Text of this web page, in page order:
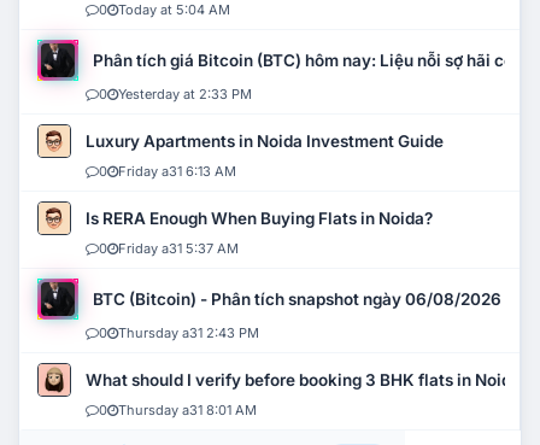
0 Today at 5:04 AM
Phân tích giá Bitcoin (BTC) hôm nay: Liệu nỗi sợ hãi có
0 Yesterday at 2:33 PM
Luxury Apartments in Noida Investment Guide
0 Friday a31 6:13 AM
Is RERA Enough When Buying Flats in Noida?
0 Friday a31 5:37 AM
BTC (Bitcoin) - Phân tích snapshot ngày 06/08/2026
0 Thursday a31 2:43 PM
What should I verify before booking 3 BHK flats in Noida?
0 Thursday a31 8:01 AM